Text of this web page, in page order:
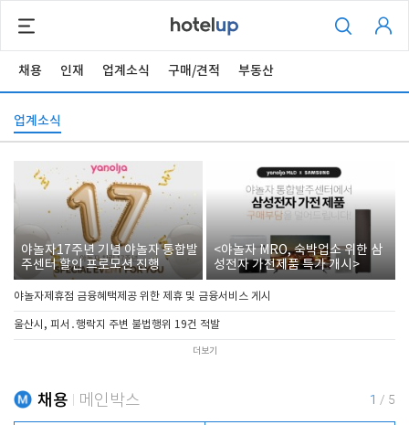
채용 인재 업계소식 구매/견적 부동산
업계소식
야놀자17주년 기념 야놀자 통합발
주센터 할인 프로모션 진행
<야놀자 MRO, 숙박업소 위한 삼
성전자 가전제품 특가 개시>
야놀자제휴점 금융혜택제공 위한 제휴 및 금융서비스 게시
울산시, 피서․행락지 주변 불법행위 19건 적발
더보기
채용 메인박스 1 / 5